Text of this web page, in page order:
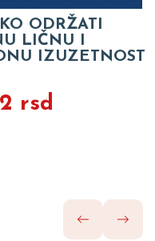
ODRŽATI
LIČNU I
IZUZETNOST
rsd